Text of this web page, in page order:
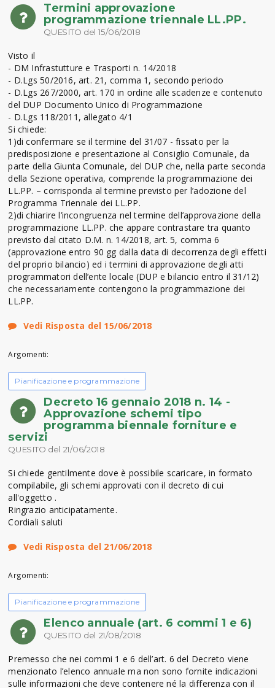
Termini approvazione
programmazione triennale LL.PP.
QUESITO del 15/06/2018
Visto il
- DM Infrastutture e Trasporti n. 14/2018
- D.Lgs 50/2016, art. 21, comma 1, secondo periodo
- D.Lgs 267/2000, art. 170 in ordine alle scadenze e contenuto
del DUP Documento Unico di Programmazione
- D.Lgs 118/2011, allegato 4/1
Si chiede:
1)di confermare se il termine del 31/07 - fissato per la
predisposizione e presentazione al Consiglio Comunale, da
parte della Giunta Comunale, del DUP che, nella parte seconda
della Sezione operativa, comprende la programmazione dei
LL.PP. – corrisponda al termine previsto per l’adozione del
Programma Triennale dei LL.PP.
2)di chiarire l’incongruenza nel termine dell’approvazione della
programmazione LL.PP. che appare contrastare tra quanto
previsto dal citato D.M. n. 14/2018, art. 5, comma 6
(approvazione entro 90 gg dalla data di decorrenza degli effetti
del proprio bilancio) ed i termini di approvazione degli atti
programmatori dell’ente locale (DUP e bilancio entro il 31/12)
che necessariamente contengono la programmazione dei
LL.PP.
Vedi Risposta del 15/06/2018
Argomenti:
Pianificazione e programmazione
Decreto 16 gennaio 2018 n. 14 -
Approvazione schemi tipo
programma biennale forniture e
servizi
QUESITO del 21/06/2018
Si chiede gentilmente dove è possibile scaricare, in formato
compilabile, gli schemi approvati con il decreto di cui
all'oggetto .
Ringrazio anticipatamente.
Cordiali saluti
Vedi Risposta del 21/06/2018
Argomenti:
Pianificazione e programmazione
Elenco annuale (art. 6 commi 1 e 6)
QUESITO del 21/08/2018
Premesso che nei commi 1 e 6 dell’art. 6 del Decreto viene
menzionato l’elenco annuale ma non sono fornite indicazioni
sulle informazioni che deve contenere né la differenza con il